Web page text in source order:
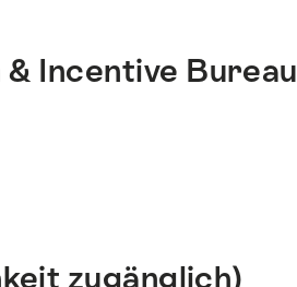
Incentive Bureau
zugänglich)